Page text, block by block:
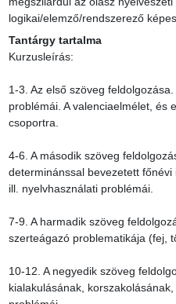
logikai/elemző/rendszerező
Tantárgy tartalma
Kurzusleírás:
1-3. Az első szöveg
problémái. A valenciaelmélet, és
csoportra.
4-6. A második szöveg
determinánssal bevezetett
ill. nyelvhasználati problémái.
7-9. A harmadik szöveg
szerteágazó problematikája (fej,
10-12. A negyedik szöveg
kialakulásának,